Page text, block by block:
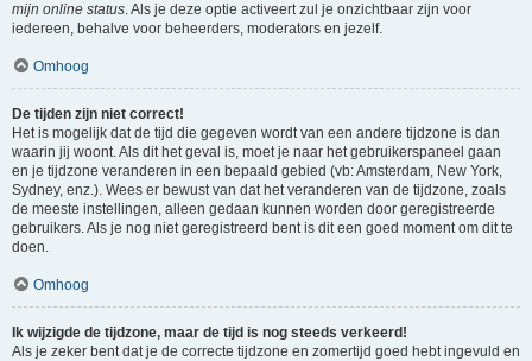
mijn online status. Als je deze optie activeert zul je onzichtbaar zijn voor
iedereen, behalve voor beheerders, moderators en jezelf.
Omhoog
De tijden zijn niet correct!
Het is mogelijk dat de tijd die gegeven wordt van een andere tijdzone is dan
waarin jij woont. Als dit het geval is, moet je naar het gebruikerspaneel gaan
en je tijdzone veranderen in een bepaald gebied (vb: Amsterdam, New York,
Sydney, enz.). Wees er bewust van dat het veranderen van de tijdzone, zoals
de meeste instellingen, alleen gedaan kunnen worden door geregistreerde
gebruikers. Als je nog niet geregistreerd bent is dit een goed moment om dit te
doen.
Omhoog
Ik wijzigde de tijdzone, maar de tijd is nog steeds verkeerd!
Als je zeker bent dat je de correcte tijdzone en zomertijd goed hebt ingevuld en